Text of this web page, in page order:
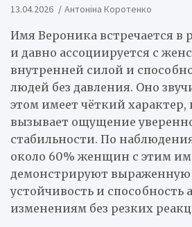
13.04.2026 Антоніна Коротенко
Имя Вероника встречается в
и давно ассоциируется с
внутренней силой и
людей без давления. Оно
этом имеет чёткий характер,
вызывает ощущение
стабильности. По
около 60% женщин с этим
демонстрируют
устойчивость и способность
изменениям без резких